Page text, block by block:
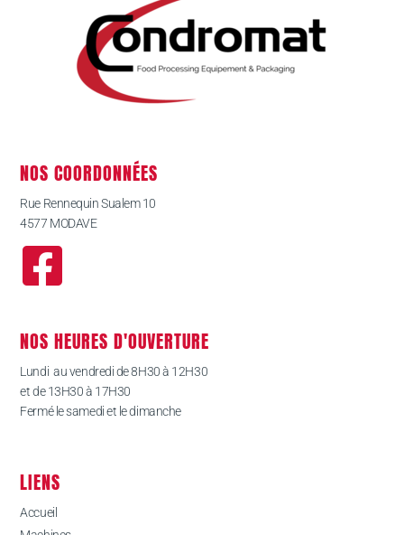
NOS COORDONNÉES
Rue Rennequin Sualem 10
4577 MODAVE
NOS HEURES D'OUVERTURE
Lundi au vendredi de 8H30 à 12H30
et de 13H30 à 17H30
Fermé le samedi et le dimanche
LIENS
Accueil